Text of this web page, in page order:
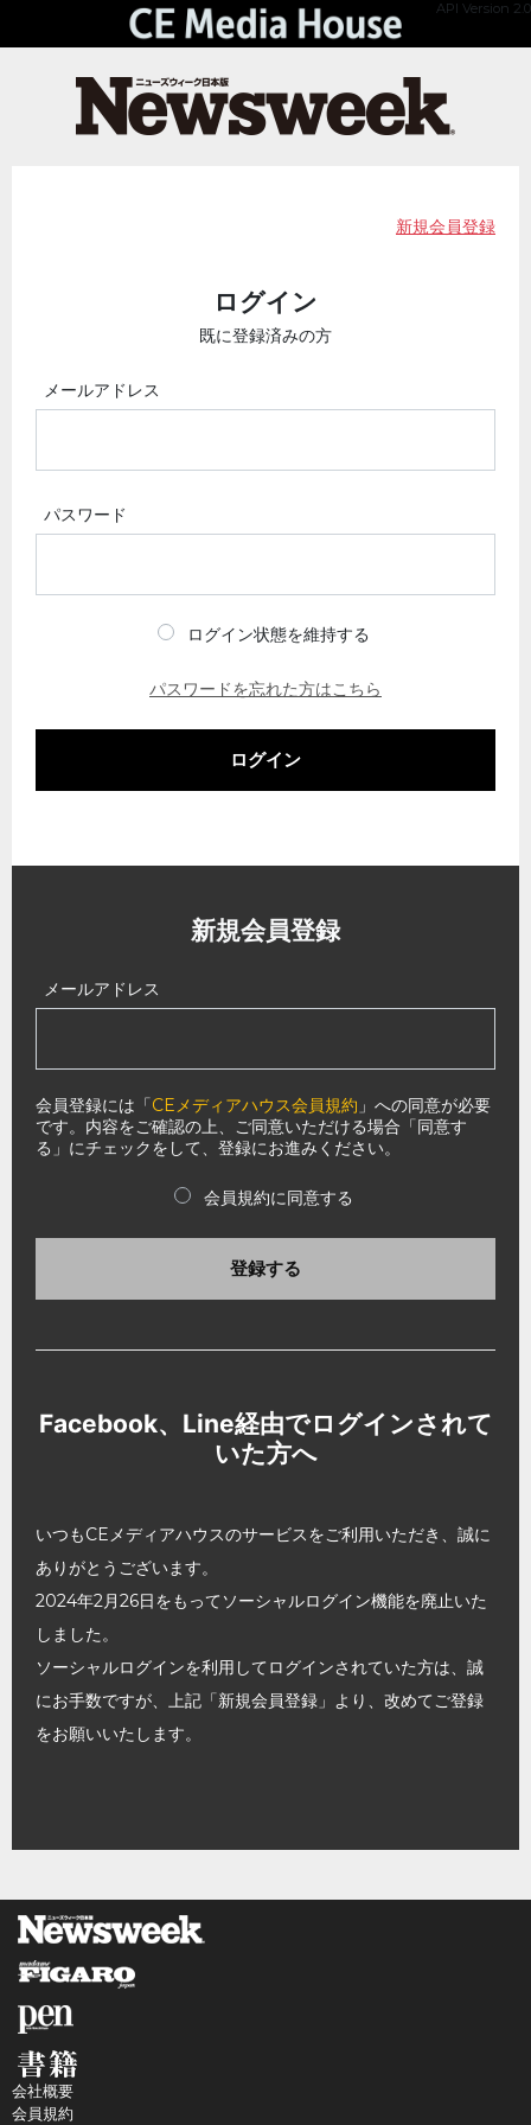
API Version 2.0
新規会員登録
ログイン
既に登録済みの方
メールアドレス
パスワード
ログイン状態を維持する
パスワードを忘れた方はこちら
ログイン
新規会員登録
メールアドレス
会員登録には「CEメディアハウス会員規約 」への同意が必要
です。内容をご確認の上、ご同意いただける場合「同意す
る」にチェックをして、登録にお進みください。
会員規約に同意する
登録する
Facebook、Line経由でログインされて
いた方へ
いつもCEメディアハウスのサービスをご利用いただき、誠に
ありがとうございます。
2024年2月26日をもってソーシャルログイン機能を廃止いた
しました。
ソーシャルログインを利用してログインされていた方は、誠
にお手数ですが、上記「新規会員登録」より、改めてご登録
をお願いいたします。
会社概要
会員規約